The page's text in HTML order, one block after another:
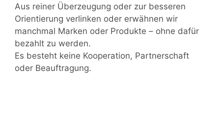
Aus reiner Überzeugung oder zur besseren
Orientierung verlinken oder erwähnen wir
manchmal Marken oder Produkte – ohne dafür
bezahlt zu werden.
Es besteht keine Kooperation, Partnerschaft
oder Beauftragung.